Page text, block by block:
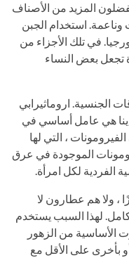
المزيد من الأصناف
وناعمة. استخدام الجبن
في تلك الأجزاء من
تجعل بعض النساء
الجنسية. اروماثيرابي
هي عامل أساسي في
، التي لها
الموجودة في عرق
الفردية لكل امرأة.
، ولا هم عطارون لا
لهذا السبب يستخدم
الأساسية من الزهور
بأخرى على الأقل مع